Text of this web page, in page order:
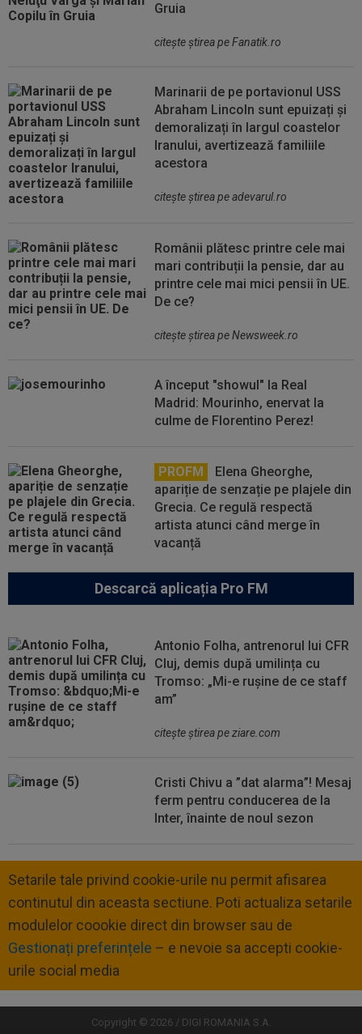
Gruia
citeşte ştirea pe Fanatik.ro
Marinarii de pe portavionul USS
Abraham Lincoln sunt epuizați și
demoralizați în largul coastelor
Iranului, avertizează familiile
acestora
citeşte ştirea pe adevarul.ro
Românii plătesc printre cele mai
mari contribuții la pensie, dar au
printre cele mai mici pensii în UE.
De ce?
citeşte ştirea pe Newsweek.ro
A început "showul" la Real
Madrid: Mourinho, enervat la
culme de Florentino Perez!
PROFM
Elena Gheorghe,
apariție de senzație pe plajele din
Grecia. Ce regulă respectă
artista atunci când merge în
vacanță
Descarcă aplicația Pro FM
Antonio Folha, antrenorul lui CFR
Cluj, demis după umilința cu
Tromso: „Mi-e rușine de ce staff
am”
citeşte ştirea pe ziare.com
Cristi Chivu a ”dat alarma”! Mesaj
ferm pentru conducerea de la
Inter, înainte de noul sezon
Setarile tale privind cookie-urile nu permit afisarea
continutul din aceasta sectiune. Poti actualiza setarile
modulelor coookie direct din browser sau de
Gestionați preferințele – e nevoie sa accepti cookie-
urile social media
Copyright © 2026 / DIGI ROMANIA S.A.